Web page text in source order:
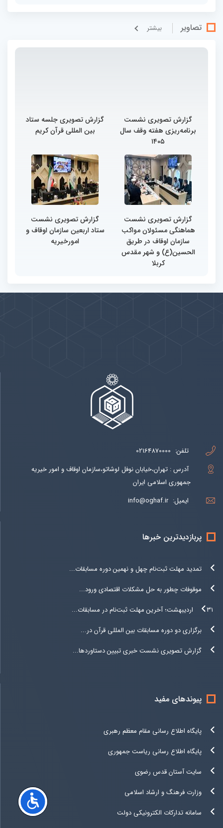
تصاویر بيشتر
گزارش تصویری نشست
برنامه‌ریزی هفته وقف سال
۱۴۰۵
گزارش تصویری جلسه ستاد
بین المللی قرآن کریم
گزارش تصویری نشست
هماهنگی مسئولان مواکب
سازمان اوقاف در طریق
الحسین(ع) و شهر مقدس
کربلا
گزارش تصویری نشست
ستاد اربعین سازمان اوقاف و
امورخیریه
تلفن: 02164870000
آدرس : تهران،خیابان نوفل لوشاتو،سازمان اوقاف و امور خیریه
جمهوری اسلامی ایران
ایمیل: info@oghaf.ir
پربازدیدترین خبرها
تمدید مهلت ثبت‌نام چهل و نهمین دوره مسابقات...
موقوفات چطور به حل مشکلات اقتصادی ورود...
۳۱ اردیبهشت؛ آخرین مهلت ثبت‌نام در مسابقات...
برگزاری دو دوره مسابقات بین المللی قرآن در...
گزارش تصویری نشست خبری تبیین دستاوردها...
پیوندهای مفید
پایگاه اطلاع رسانی مقام معظم رهبری
پایگاه اطلاع رسانی ریاست جمهوری
سایت آستان قدس رضوی
وزارت فرهنگ و ارشاد اسلامی
سامانه تدارکات الکترونیکی دولت